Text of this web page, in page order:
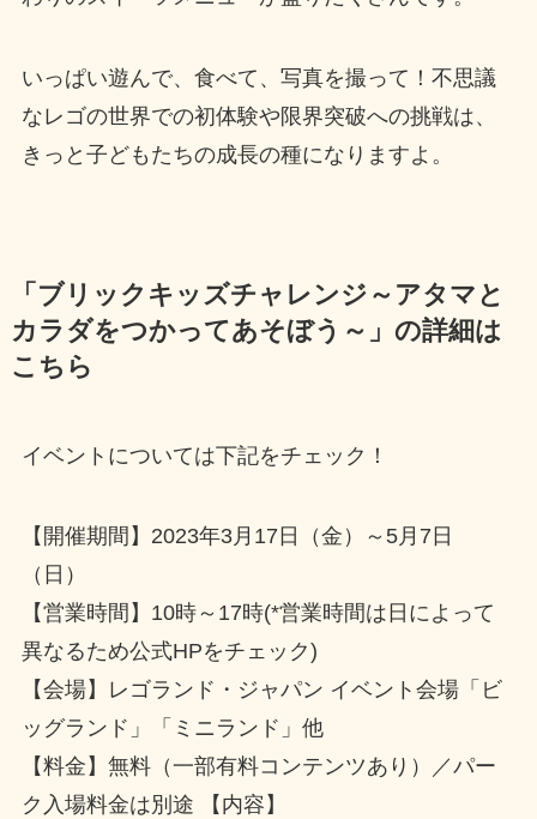
いっぱい遊んで、食べて、写真を撮って！不思議
なレゴの世界での初体験や限界突破への挑戦は、
きっと子どもたちの成長の種になりますよ。
「ブリックキッズチャレンジ～アタマと
カラダをつかってあそぼう～」の詳細は
こちら
イベントについては下記をチェック！
【開催期間】2023年3月17日（金）～5月7日
（日）
【営業時間】10時～17時(*営業時間は日によって
異なるため公式HPをチェック)
【会場】レゴランド・ジャパン イベント会場「ビ
ッグランド」「ミニランド」他
【料金】無料（一部有料コンテンツあり）／パー
ク入場料金は別途 【内容】